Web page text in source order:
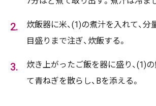
炊飯器に米、(1)の煮汁を入れて、
目盛りまで注ぎ、炊飯する。
炊き上がったご飯を器に盛り、(1)
て青ねぎを散らし、Bを添える。